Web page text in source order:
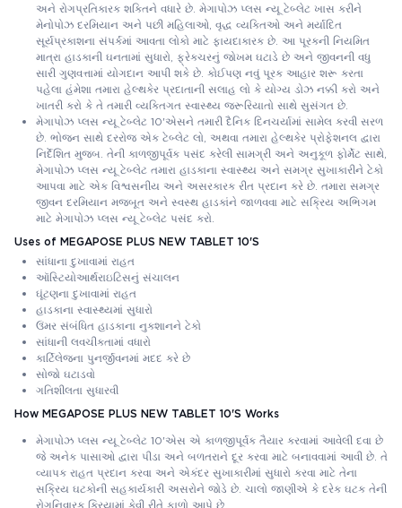
અને રોગપ્રતિકારક શક્તિને વધારે છે. મેગાપોઝ પ્લસ ન્યૂ ટેબ્લેટ ખાસ કરીને
મેનોપોઝ દરમિયાન અને પછી મહિલાઓ, વૃદ્ધ વ્યક્તિઓ અને મર્યાદિત
સૂર્યપ્રકાશના સંપર્કમાં આવતા લોકો માટે ફાયદાકારક છે. આ પૂરકની નિયમિત
માત્રા હાડકાની ઘનતામાં સુધારો, ફ્રેક્ચરનું જોખમ ઘટાડે છે અને જીવનની વધુ
સારી ગુણવત્તામાં યોગદાન આપી શકે છે. કોઈપણ નવું પૂરક આહાર શરૂ કરતા
પહેલા હંમેશા તમારા હેલ્થકેર પ્રદાતાની સલાહ લો કે યોગ્ય ડોઝ નક્કી કરો અને
ખાતરી કરો કે તે તમારી વ્યક્તિગત સ્વાસ્થ્ય જરૂરિયાતો સાથે સુસંગત છે.
મેગાપોઝ પ્લસ ન્યૂ ટેબ્લેટ 10'એસને તમારી દૈનિક દિનચર્યામાં સામેલ કરવી સરળ
છે. ભોજન સાથે દરરોજ એક ટેબ્લેટ લો, અથવા તમારા હેલ્થકેર પ્રોફેશનલ દ્વારા
નિર્દેશિત મુજબ. તેની કાળજીપૂર્વક પસંદ કરેલી સામગ્રી અને અનુકૂળ ફોર્મેટ સાથે,
મેગાપોઝ પ્લસ ન્યૂ ટેબ્લેટ તમારા હાડકાના સ્વાસ્થ્ય અને સમગ્ર સુખાકારીને ટેકો
આપવા માટે એક વિશ્વસનીય અને અસરકારક રીત પ્રદાન કરે છે. તમારા સમગ્ર
જીવન દરમિયાન મજબૂત અને સ્વસ્થ હાડકાંને જાળવવા માટે સક્રિય અભિગમ
માટે મેગાપોઝ પ્લસ ન્યૂ ટેબ્લેટ પસંદ કરો.
Uses of MEGAPOSE PLUS NEW TABLET 10'S
સાંધાના દુખાવામાં રાહત
ઑસ્ટિયોઆર્થરાઇટિસનું સંચાલન
ઘૂંટણના દુખાવામાં રાહત
હાડકાના સ્વાસ્થ્યમાં સુધારો
ઉંમર સંબંધિત હાડકાના નુકશાનને ટેકો
સાંધાની લવચીકતામાં વધારો
કાર્ટિલેજના પુનર્જીવનમાં મદદ કરે છે
સોજો ઘટાડવો
ગતિશીલતા સુધારવી
How MEGAPOSE PLUS NEW TABLET 10'S Works
મેગાપોઝ પ્લસ ન્યૂ ટેબ્લેટ 10'એસ એ કાળજીપૂર્વક તૈયાર કરવામાં આવેલી દવા છે
જે અનેક પાસાઓ દ્વારા પીડા અને બળતરાને દૂર કરવા માટે બનાવવામાં આવી છે. તે
વ્યાપક રાહત પ્રદાન કરવા અને એકંદર સુખાકારીમાં સુધારો કરવા માટે તેના
સક્રિય ઘટકોની સહકાર્યકારી અસરોને જોડે છે. ચાલો જાણીએ કે દરેક ઘટક તેની
રોગનિવારક ક્રિયામાં કેવી રીતે ફાળો આપે છે.